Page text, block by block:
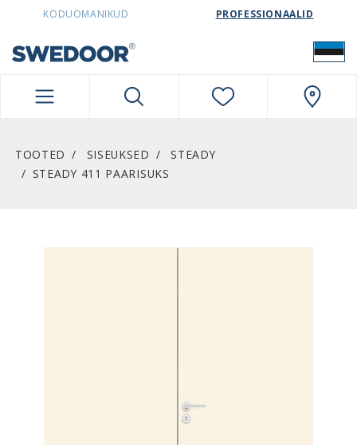
SWEDOORESTONIA NAVIGATION
KODUOMANIKUD PROFESSIONAALID
TOOTED SISEUKSED
STEADY
STEADY 411 PAARISUKS